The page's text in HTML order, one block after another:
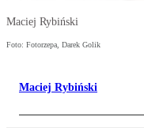
Maciej Rybiński
Foto: Fotorzepa, Darek Golik
Maciej Rybiński